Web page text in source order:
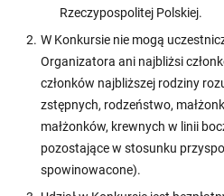
Rzeczypospolitej Polskiej.
W Konkursie nie mogą
Organizatora ani najbliżsi
członków najbliższej rodziny
zstępnych, rodzeństwo,
małżonków, krewnych w linii
pozostające w stosunku
spowinowacone).